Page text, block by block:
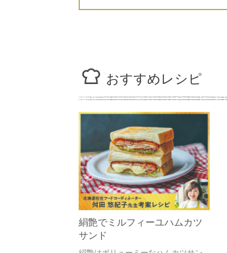
おすすめレシピ
絹艶でミルフィーユハムカツ
サンド